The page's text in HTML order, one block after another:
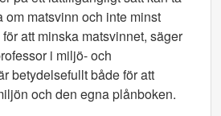
om matsvinn och inte minst
att minska matsvinnet, säger
i miljö- och
betydelsefullt både för att
och den egna plånboken.